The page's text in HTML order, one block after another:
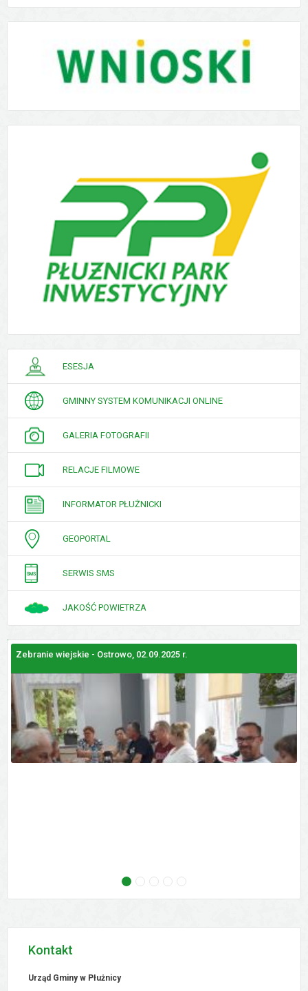
PORADNIK
INTERESANTA
ESESJA
GMINNY SYSTEM KOMUNIKACJI ONLINE
GALERIA FOTOGRAFII
RELACJE FILMOWE
INFORMATOR PŁUŻNICKI
GEOPORTAL
SERWIS SMS
JAKOŚĆ POWIETRZA
GALERIE
ZDJĘĆ
następne - Zebranie wiejskie - Ostrowo,
następne - Zebranie wiejskie - Orłowo,
następne - Zebranie wiejskie -
następne - XVI Sesja Rady
Zebranie wiejskie - Ostrowo, 02.09.2025 r.
Kontakt
Urząd Gminy w Płużnicy